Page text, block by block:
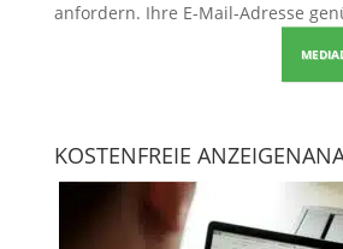
anfordern. Ihre E-Mail-Adresse
KOSTENFREIE